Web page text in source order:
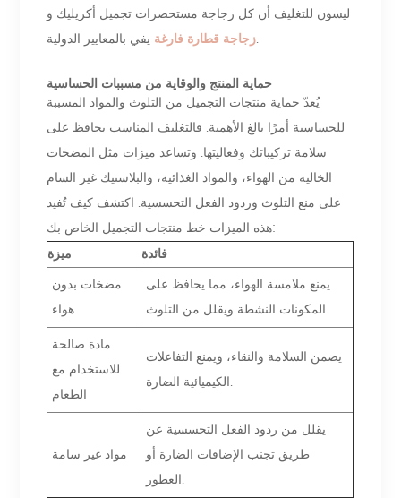
ليسون للتغليف أن كل زجاجة مستحضرات تجميل أكريليك و
زجاجة قطارة فارغةيفي بالمعايير الدولية.
حماية المنتج والوقاية من مسببات الحساسية
يُعدّ حماية منتجات التجميل من التلوث والمواد المسببة
للحساسية أمرًا بالغ الأهمية. فالتغليف المناسب يحافظ على
سلامة تركيباتك وفعاليتها. وتساعد ميزات مثل المضخات
الخالية من الهواء، والمواد الغذائية، والبلاستيك غير السام
على منع التلوث وردود الفعل التحسسية. اكتشف كيف تُفيد
هذه الميزات خط منتجات التجميل الخاص بك:
ميزة
فائدة
مضخات بدون
هواء
يمنع ملامسة الهواء، مما يحافظ على
المكونات النشطة ويقلل من التلوث.
مادة صالحة
للاستخدام مع
الطعام
يضمن السلامة والنقاء، ويمنع التفاعلات
الكيميائية الضارة.
مواد غير سامة
يقلل من ردود الفعل التحسسية عن
طريق تجنب الإضافات الضارة أو
العطور.